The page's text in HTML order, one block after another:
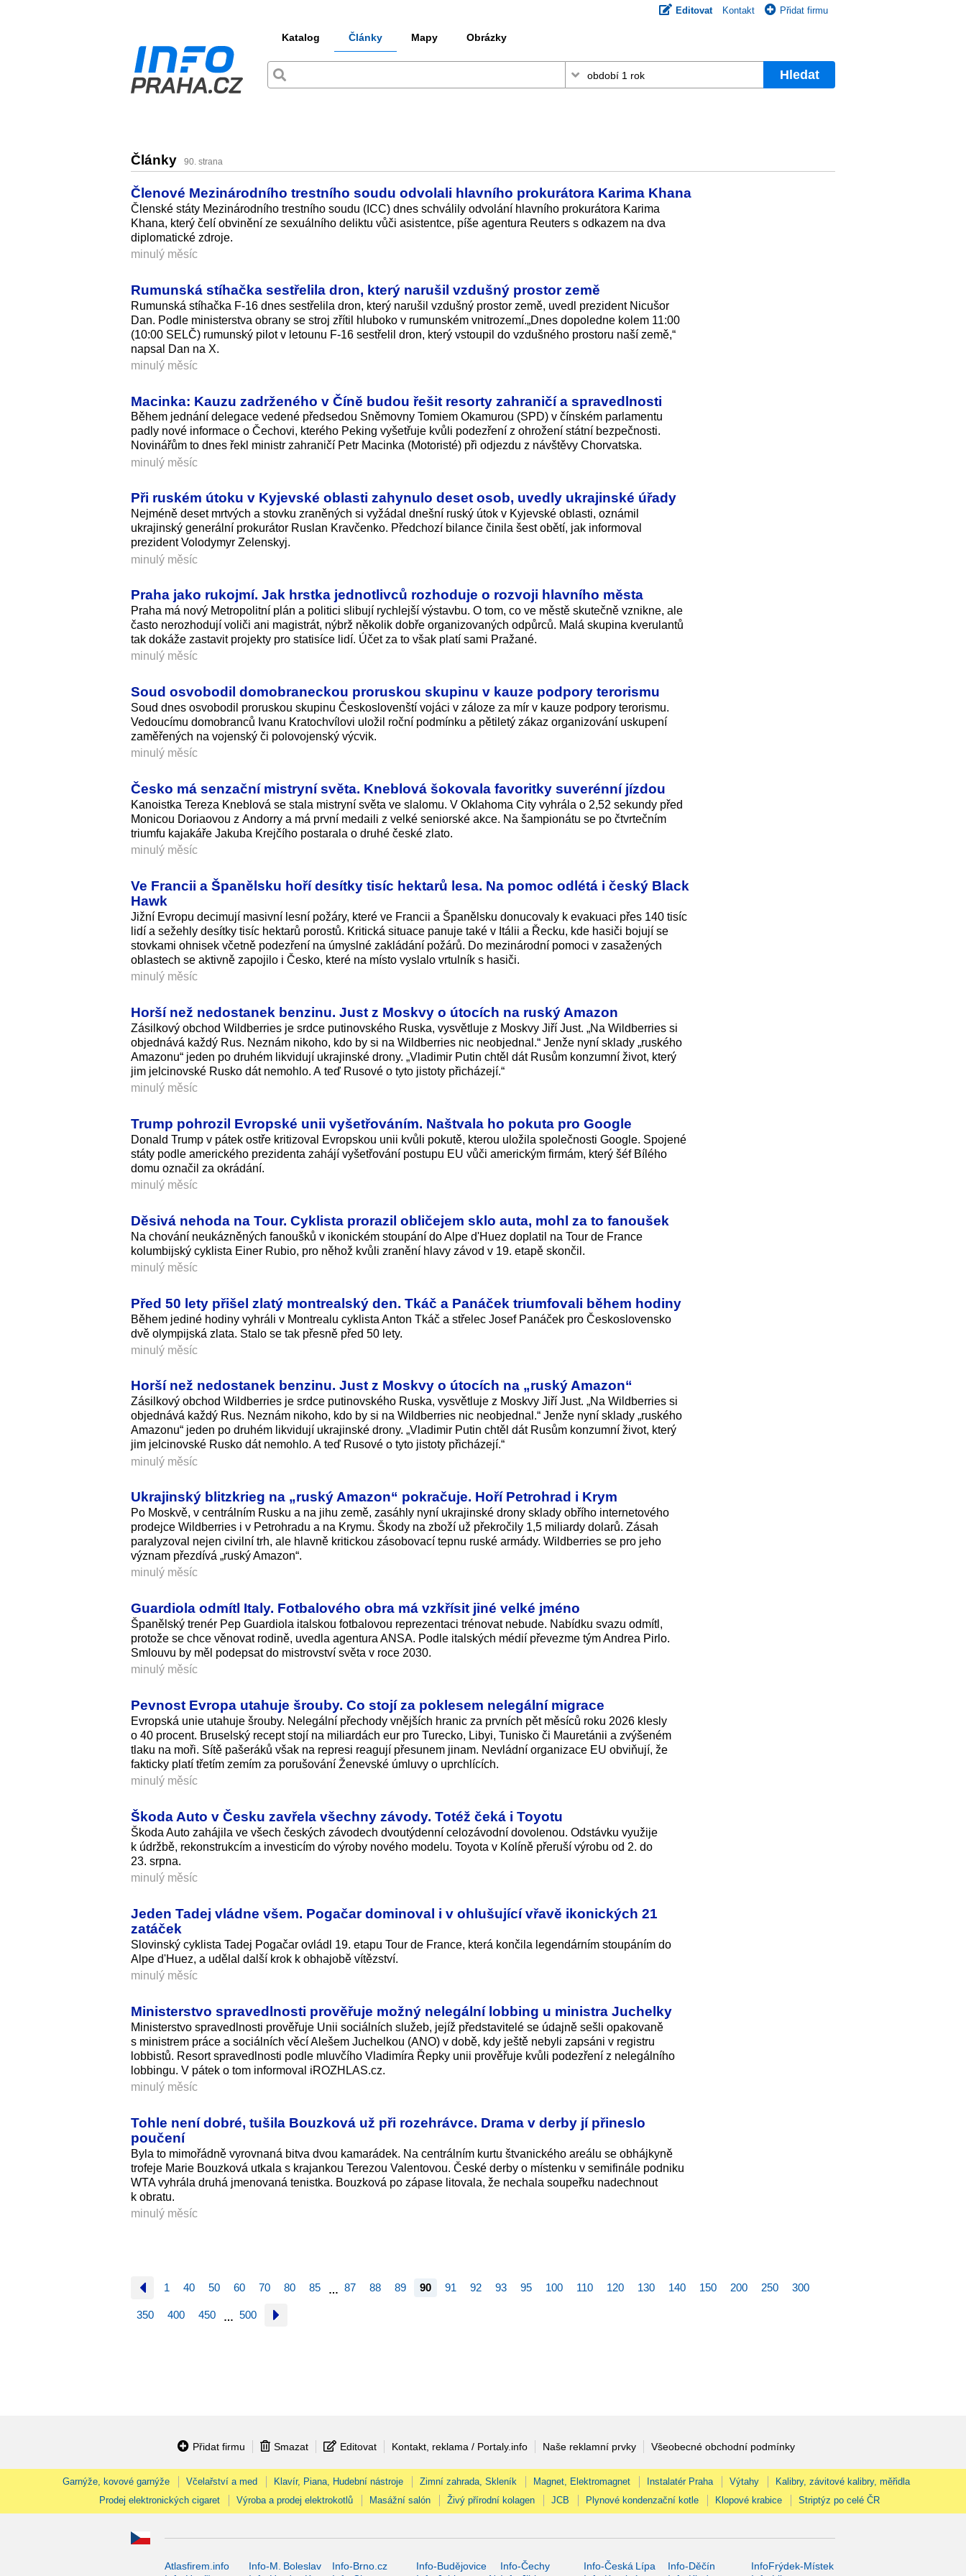
Editovat Kontakt Přidat firmu
Katalog Články Mapy Obrázky
Hledat
Články 90. strana
Členové Mezinárodního trestního soudu odvolali hlavního prokurátora Karima Khana
Členské státy Mezinárodního trestního soudu (ICC) dnes schválily odvolání hlavního prokurátora Karima
Khana, který čelí obvinění ze sexuálního deliktu vůči asistentce, píše agentura Reuters s odkazem na dva
diplomatické zdroje.
minulý měsíc
Rumunská stíhačka sestřelila dron, který narušil vzdušný prostor země
Rumunská stíhačka F-16 dnes sestřelila dron, který narušil vzdušný prostor země, uvedl prezident Nicušor
Dan. Podle ministerstva obrany se stroj zřítil hluboko v rumunském vnitrozemí.„Dnes dopoledne kolem 11:00
(10:00 SELČ) rumunský pilot v letounu F-16 sestřelil dron, který vstoupil do vzdušného prostoru naší země,“
napsal Dan na X.
minulý měsíc
Macinka: Kauzu zadrženého v Číně budou řešit resorty zahraničí a spravedlnosti
Během jednání delegace vedené předsedou Sněmovny Tomiem Okamurou (SPD) v čínském parlamentu
padly nové informace o Čechovi, kterého Peking vyšetřuje kvůli podezření z ohrožení státní bezpečnosti.
Novinářům to dnes řekl ministr zahraničí Petr Macinka (Motoristé) při odjezdu z návštěvy Chorvatska.
minulý měsíc
Při ruském útoku v Kyjevské oblasti zahynulo deset osob, uvedly ukrajinské úřady
Nejméně deset mrtvých a stovku zraněných si vyžádal dnešní ruský útok v Kyjevské oblasti, oznámil
ukrajinský generální prokurátor Ruslan Kravčenko. Předchozí bilance činila šest obětí, jak informoval
prezident Volodymyr Zelenskyj.
minulý měsíc
Praha jako rukojmí. Jak hrstka jednotlivců rozhoduje o rozvoji hlavního města
Praha má nový Metropolitní plán a politici slibují rychlejší výstavbu. O tom, co ve městě skutečně vznikne, ale
často nerozhodují voliči ani magistrát, nýbrž několik dobře organizovaných odpůrců. Malá skupina kverulantů
tak dokáže zastavit projekty pro statisíce lidí. Účet za to však platí sami Pražané.
minulý měsíc
Soud osvobodil domobraneckou proruskou skupinu v kauze podpory terorismu
Soud dnes osvobodil proruskou skupinu Českoslovenští vojáci v záloze za mír v kauze podpory terorismu.
Vedoucímu domobranců Ivanu Kratochvílovi uložil roční podmínku a pětiletý zákaz organizování uskupení
zaměřených na vojenský či polovojenský výcvik.
minulý měsíc
Česko má senzační mistryní světa. Kneblová šokovala favoritky suverénní jízdou
Kanoistka Tereza Kneblová se stala mistryní světa ve slalomu. V Oklahoma City vyhrála o 2,52 sekundy před
Monicou Doriaovou z Andorry a má první medaili z velké seniorské akce. Na šampionátu se po čtvrtečním
triumfu kajakáře Jakuba Krejčího postarala o druhé české zlato.
minulý měsíc
Ve Francii a Španělsku hoří desítky tisíc hektarů lesa. Na pomoc odlétá i český Black
Hawk
Jižní Evropu decimují masivní lesní požáry, které ve Francii a Španělsku donucovaly k evakuaci přes 140 tisíc
lidí a sežehly desítky tisíc hektarů porostů. Kritická situace panuje také v Itálii a Řecku, kde hasiči bojují se
stovkami ohnisek včetně podezření na úmyslné zakládání požárů. Do mezinárodní pomoci v zasažených
oblastech se aktivně zapojilo i Česko, které na místo vyslalo vrtulník s hasiči.
minulý měsíc
Horší než nedostanek benzinu. Just z Moskvy o útocích na ruský Amazon
Zásilkový obchod Wildberries je srdce putinovského Ruska, vysvětluje z Moskvy Jiří Just. „Na Wildberries si
objednává každý Rus. Neznám nikoho, kdo by si na Wildberries nic neobjednal.“ Jenže nyní sklady „ruského
Amazonu“ jeden po druhém likvidují ukrajinské drony. „Vladimir Putin chtěl dát Rusům konzumní život, který
jim jelcinovské Rusko dát nemohlo. A teď Rusové o tyto jistoty přicházejí.“
minulý měsíc
Trump pohrozil Evropské unii vyšetřováním. Naštvala ho pokuta pro Google
Donald Trump v pátek ostře kritizoval Evropskou unii kvůli pokutě, kterou uložila společnosti Google. Spojené
státy podle amerického prezidenta zahájí vyšetřování postupu EU vůči americkým firmám, který šéf Bílého
domu označil za okrádání.
minulý měsíc
Děsivá nehoda na Tour. Cyklista prorazil obličejem sklo auta, mohl za to fanoušek
Na chování neukázněných fanoušků v ikonickém stoupání do Alpe d'Huez doplatil na Tour de France
kolumbijský cyklista Einer Rubio, pro něhož kvůli zranění hlavy závod v 19. etapě skončil.
minulý měsíc
Před 50 lety přišel zlatý montrealský den. Tkáč a Panáček triumfovali během hodiny
Během jediné hodiny vyhráli v Montrealu cyklista Anton Tkáč a střelec Josef Panáček pro Československo
dvě olympijská zlata. Stalo se tak přesně před 50 lety.
minulý měsíc
Horší než nedostanek benzinu. Just z Moskvy o útocích na „ruský Amazon“
Zásilkový obchod Wildberries je srdce putinovského Ruska, vysvětluje z Moskvy Jiří Just. „Na Wildberries si
objednává každý Rus. Neznám nikoho, kdo by si na Wildberries nic neobjednal.“ Jenže nyní sklady „ruského
Amazonu“ jeden po druhém likvidují ukrajinské drony. „Vladimir Putin chtěl dát Rusům konzumní život, který
jim jelcinovské Rusko dát nemohlo. A teď Rusové o tyto jistoty přicházejí.“
minulý měsíc
Ukrajinský blitzkrieg na „ruský Amazon“ pokračuje. Hoří Petrohrad i Krym
Po Moskvě, v centrálním Rusku a na jihu země, zasáhly nyní ukrajinské drony sklady obřího internetového
prodejce Wildberries i v Petrohradu a na Krymu. Škody na zboží už překročily 1,5 miliardy dolarů. Zásah
paralyzoval nejen civilní trh, ale hlavně kritickou zásobovací tepnu ruské armády. Wildberries se pro jeho
význam přezdívá „ruský Amazon“.
minulý měsíc
Guardiola odmítl Italy. Fotbalového obra má vzkřísit jiné velké jméno
Španělský trenér Pep Guardiola italskou fotbalovou reprezentaci trénovat nebude. Nabídku svazu odmítl,
protože se chce věnovat rodině, uvedla agentura ANSA. Podle italských médií převezme tým Andrea Pirlo.
Smlouvu by měl podepsat do mistrovství světa v roce 2030.
minulý měsíc
Pevnost Evropa utahuje šrouby. Co stojí za poklesem nelegální migrace
Evropská unie utahuje šrouby. Nelegální přechody vnějších hranic za prvních pět měsíců roku 2026 klesly
o 40 procent. Bruselský recept stojí na miliardách eur pro Turecko, Libyi, Tunisko či Mauretánii a zvýšeném
tlaku na moři. Sítě pašeráků však na represi reagují přesunem jinam. Nevládní organizace EU obviňují, že
fakticky platí třetím zemím za porušování Ženevské úmluvy o uprchlících.
minulý měsíc
Škoda Auto v Česku zavřela všechny závody. Totéž čeká i Toyotu
Škoda Auto zahájila ve všech českých závodech dvoutýdenní celozávodní dovolenou. Odstávku využije
k údržbě, rekonstrukcím a investicím do výroby nového modelu. Toyota v Kolíně přeruší výrobu od 2. do
23. srpna.
minulý měsíc
Jeden Tadej vládne všem. Pogačar dominoval i v ohlušující vřavě ikonických 21
zatáček
Slovinský cyklista Tadej Pogačar ovládl 19. etapu Tour de France, která končila legendárním stoupáním do
Alpe d'Huez, a udělal další krok k obhajobě vítězství.
minulý měsíc
Ministerstvo spravedlnosti prověřuje možný nelegální lobbing u ministra Juchelky
Ministerstvo spravedlnosti prověřuje Unii sociálních služeb, jejíž představitelé se údajně sešli opakovaně
s ministrem práce a sociálních věcí Alešem Juchelkou (ANO) v době, kdy ještě nebyli zapsáni v registru
lobbistů. Resort spravedlnosti podle mluvčího Vladimíra Řepky unii prověřuje kvůli podezření z nelegálního
lobbingu. V pátek o tom informoval iROZHLAS.cz.
minulý měsíc
Tohle není dobré, tušila Bouzková už při rozehrávce. Drama v derby jí přineslo
poučení
Byla to mimořádně vyrovnaná bitva dvou kamarádek. Na centrálním kurtu štvanického areálu se obhájkyně
trofeje Marie Bouzková utkala s krajankou Terezou Valentovou. České derby o místenku v semifinále podniku
WTA vyhrála druhá jmenovaná tenistka. Bouzková po zápase litovala, že nechala soupeřku nadechnout
k obratu.
minulý měsíc
1 40 50 60 70 80 85 … 87 88 89 90 91 92 93 95 100 110 120 130 140 150 200 250 300
350 400 450 … 500
Přidat firmu Smazat Editovat Kontakt, reklama / Portaly.info Naše reklamní prvky Všeobecné obchodní podmínky
Garnýže, kovové garnýže Včelařství a med Klavír, Piana, Hudební nástroje Zimní zahrada, Skleník Magnet, Elektromagnet Instalatér Praha Výtahy
Kalibry, závitové kalibry, měřidla
Prodej elektronických cigaret
Výroba a prodej elektrokotlů Masážní salón Živý přírodní kolagen JCB Plynové kondenzační kotle Klopové krabice Striptýz po celé ČR
Atlasfirem.info Info-M. Boleslav Info-Brno.cz Info-Budějovice Info-Čechy Info-Česká Lípa Info-Děčín
InfoFrýdek-Místek